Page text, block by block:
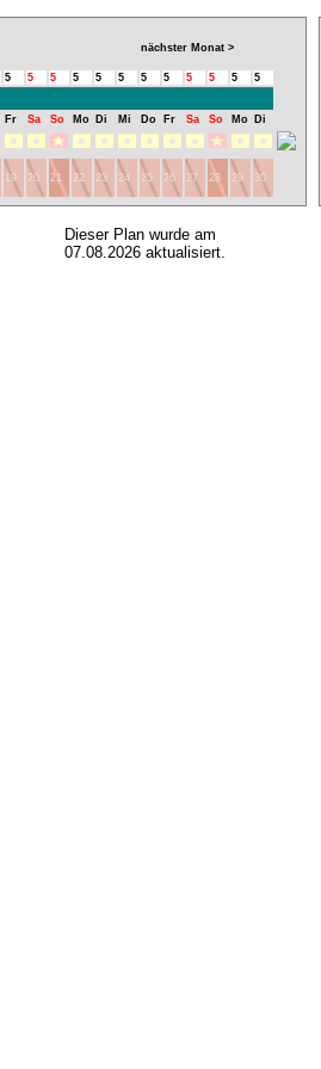
nächster Monat >
5 5 5 5 5 5 5 5 5 5 5 5
Fr Sa So Mo Di Mi Do Fr Sa So Mo Di
19 20 21 22 23 24 25 26 27 28 29 30
Dieser Plan wurde am
07.08.2026 aktualisiert.